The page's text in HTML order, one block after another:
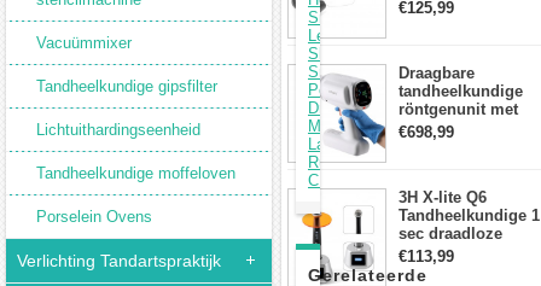
Vacuümmixer
Tandheelkundige gipsfilter
Lichtuithardingseenheid
Tandheelkundige moffeloven
Porselein Ovens
Verlichting Tandartspraktijk
DY-010 draadloze
€125,99
Draagbare
tandheelkundige
röntgenunit met
hoge frequentie
intraorale
€698,99
3H X-lite Q6
Tandheelkundige 1
sec draadloze
LED-
Uithardingslamp
€113,99
Snelheid
Legering
Slijper
Snijden
Polijsten
Draaibank
Machine
Lage
Ruis
CE
Gerelateerde